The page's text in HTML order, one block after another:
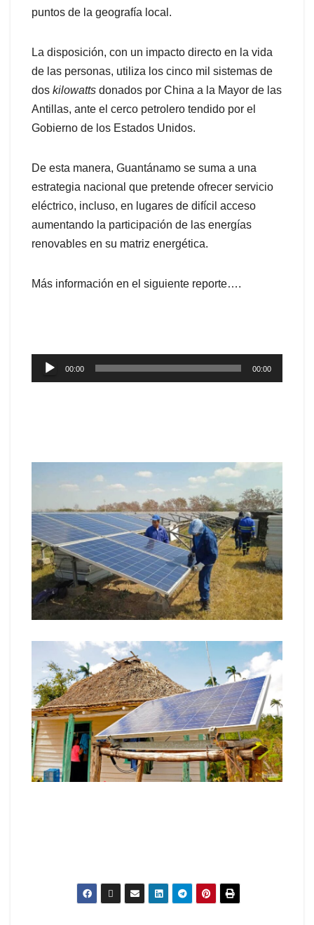
puntos de la geografía local.
La disposición, con un impacto directo en la vida
de las personas, utiliza los cinco mil sistemas de
dos kilowatts donados por China a la Mayor de las
Antillas, ante el cerco petrolero tendido por el
Gobierno de los Estados Unidos.
De esta manera, Guantánamo se suma a una
estrategia nacional que pretende ofrecer servicio
eléctrico, incluso, en lugares de difícil acceso
aumentando la participación de las energías
renovables en su matriz energética.
Más información en el siguiente reporte….
Reproductor
de
00:00 00:00